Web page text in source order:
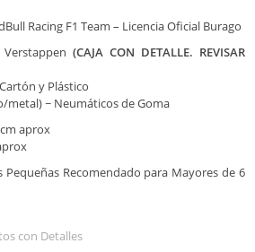
Racing F1 Team – Licencia Oficial Burago
Verstappen(CAJA CON DETALLE. REVISAR
y Plástico
metal) ~ Neumáticos de Goma
aprox
Recomendado para Mayores de 6
con Detalles